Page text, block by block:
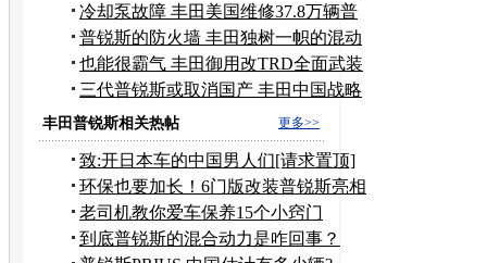
车
冷却泵故障 丰田美国维修37.8万辆普
锐斯
普锐斯的防火墙 丰田独树一帜的混动
技术
也能很霸气 丰田御用改TRD全面武装
普锐斯
三代普锐斯或取消国产 丰田中国战略
变脸
更多>>
丰田普锐斯相关热帖
致:开日本车的中国男人们[请求置顶]
环保也要加长！6门版改装普锐斯亮相
老司机教你爱车保养15个小窍门
到底普锐斯的混合动力是咋回事？